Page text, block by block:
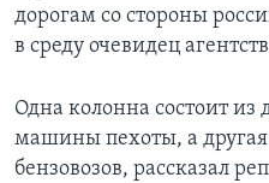
дорогам со стороны
в среду очевидец
Одна колонна состоит из
машины пехоты, а другая
бензовозов, рассказал